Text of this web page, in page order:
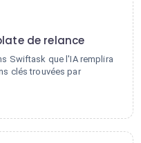
de relance
Swiftask que l'IA remplira
clés trouvées par